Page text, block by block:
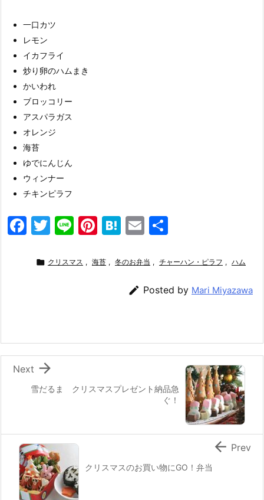
一口カツ
レモン
イカフライ
炒り卵のハムまき
かいわれ
ブロッコリー
アスパラガス
オレンジ
海苔
ゆでにんじん
ウィンナー
チキンピラフ
F
c
o
k
T
itt
Li
e
Pi
er
H
e
a
E
ai
l
 クリスマス , 海苔 , 冬のお弁当 , チャーハン・ピラフ , ハム
 Posted by Mari Miyazawa
雪だるま クリスマスプレゼント納品急
ぐ！

Next
クリスマスのお買い物にGO！弁当
 Prev